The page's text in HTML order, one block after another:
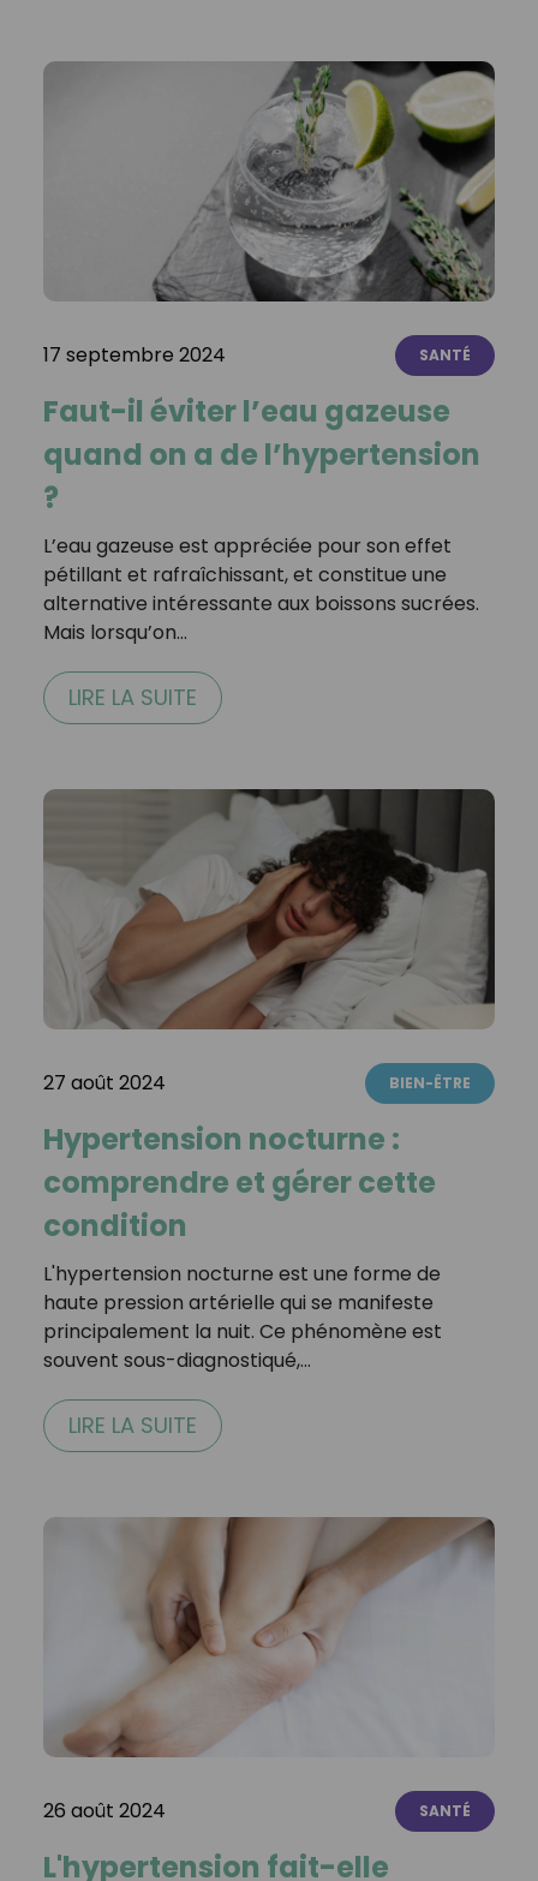
17 septembre 2024 SANTÉ
Faut-il éviter l’eau gazeuse
quand on a de l’hypertension
?
L’eau gazeuse est appréciée pour son effet
pétillant et rafraîchissant, et constitue une
alternative intéressante aux boissons sucrées.
Mais lorsqu’on…
LIRE LA SUITE
27 août 2024 BIEN-ÊTRE
Hypertension nocturne :
comprendre et gérer cette
condition
L'hypertension nocturne est une forme de
haute pression artérielle qui se manifeste
principalement la nuit. Ce phénomène est
souvent sous-diagnostiqué,…
LIRE LA SUITE
26 août 2024 SANTÉ
L'hypertension fait-elle